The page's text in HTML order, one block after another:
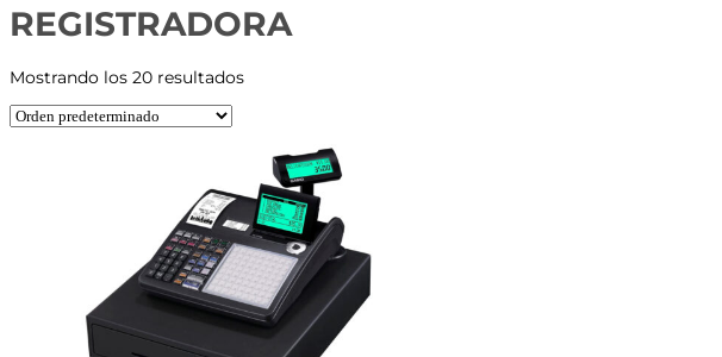
REGISTRADORA
Mostrando los 20 resultados